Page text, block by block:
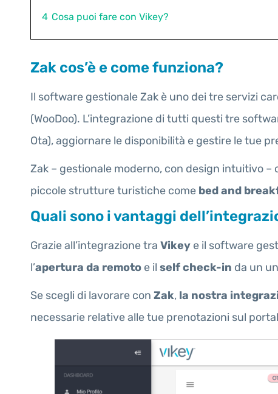
4 Cosa puoi fare con Vikey?
Zak cos’è e come funziona?
Il software gestionale Zak è uno dei tre servizi
(WooDoo). L’integrazione di tutti questi tre
Ota), aggiornare le disponibilità e gestire le tue
Zak – gestionale moderno, con design intuitivo –
piccole strutture turistiche come bed and
Quali sono i vantaggi
Grazie all’integrazione tra Vikey e il software
l’apertura da remoto e il self check-in da un
Se scegli di lavorare con Zak, la nostra
necessarie relative alle tue prenotazioni sul